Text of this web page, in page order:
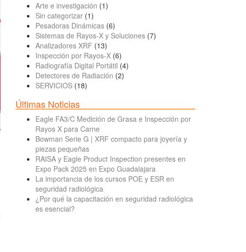
Arte e investigación (1)
Sin categorizar (1)
Pesadoras Dinámicas (6)
Sistemas de Rayos-X y Soluciones (7)
Analizadores XRF (13)
Inspección por Rayos-X (6)
Radiografía Digital Portátil (4)
Detectores de Radiación (2)
SERVICIOS (18)
Últimas Noticias
Eagle FA3/C Medición de Grasa e Inspección por
Rayos X para Carne
Bowman Serie G | XRF compacto para joyería y
piezas pequeñas
RAISA y Eagle Product Inspection presentes en
Expo Pack 2025 en Expo Guadalajara
La importancia de los cursos POE y ESR en
seguridad radiológica
¿Por qué la capacitación en seguridad radiológica
es esencial?